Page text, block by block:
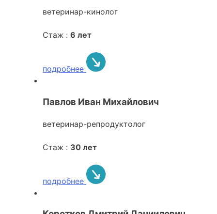
ветеринар-кинолог
Стаж : 6 лет
подробнее
Павлов Иван Михайлович
ветеринар-репродуктолог
Стаж : 30 лет
подробнее